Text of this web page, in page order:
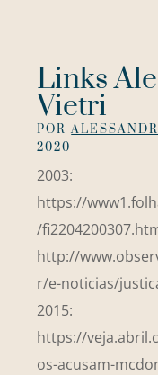
Links
Vietri
POR
2020
2003:
https://
/
http://
r/e-noticias/
2015:
https://
os-acusam-